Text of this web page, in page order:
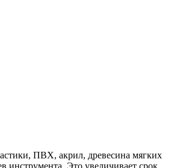
ПВХ, акрил, древесина мягких
Это увеличивает срок